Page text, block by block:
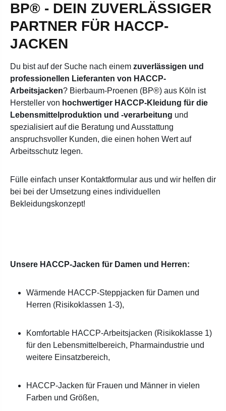
BP® - DEIN ZUVERLÄSSIGER
PARTNER FÜR HACCP-
JACKEN
Du bist auf der Suche nach einem zuverlässigen und
professionellen Lieferanten von HACCP-
Arbeitsjacken? Bierbaum-Proenen (BP®) aus Köln ist
Hersteller von hochwertiger HACCP-Kleidung für die
Lebensmittelproduktion und -verarbeitung und
spezialisiert auf die Beratung und Ausstattung
anspruchsvoller Kunden, die einen hohen Wert auf
Arbeitsschutz legen.
Fülle einfach unser Kontaktformular aus und wir helfen dir
bei bei der Umsetzung eines individuellen
Bekleidungskonzept!
Unsere HACCP-Jacken für Damen und Herren:
Wärmende HACCP-Steppjacken für Damen und
Herren (Risikoklassen 1-3),
Komfortable HACCP-Arbeitsjacken (Risikoklasse 1)
für den Lebensmittelbereich, Pharmaindustrie und
weitere Einsatzbereich,
HACCP-Jacken für Frauen und Männer in vielen
Farben und Größen,